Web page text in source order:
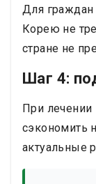
Для
Корею не
стране не
Шаг 4:
При
сэкономить
актуальные